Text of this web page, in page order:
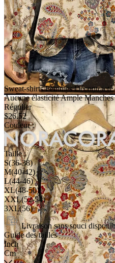
Sweat-shirts Femmes
Aucune élasticité Ample
Régulier
$26.52
Couleur :
Taille :
S(36-38)
M(40-42)
L(44-46)
XL(48-50)
XXL(52-54)
3XL(56)
Livraison sans souci
Guide des tailles
Inch
Cm